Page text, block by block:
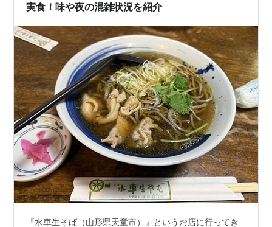
実食！味や夜の混雑状況を紹介
『水車生そば（山形県天童市）』というお店に行ってき